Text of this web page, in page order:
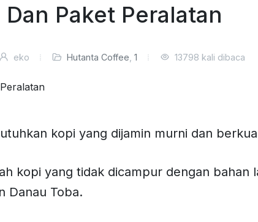
Paket Peralatan
eko Hutanta Coffee 1 13798 kali dibaca
kopi yang dijamin murni dan
kopi yang tidak dicampur dengan
Danau Toba.